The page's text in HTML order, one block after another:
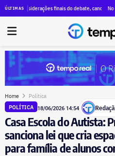
ÚLTIMASa Paes, menções a Bacellar e propostas
finais do debate, candidatosNo debate,
Home Política
POLÍTICA 18/06/2026 14:54
Casa Escola do Autista:
sanciona lei que cria
para família de alunos